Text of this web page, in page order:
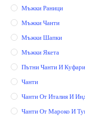
Мъжки Раници
Мъжки Чанти
Мъжки Шапки
Мъжки Якета
Пътни Чанти И Куфари
Чанти
Чанти От Италия И
Чанти От Мароко И